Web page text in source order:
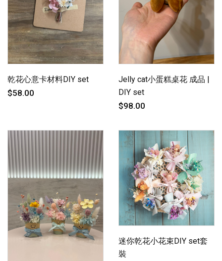
乾花心意卡材料DIY set
$58.00
Jelly cat小蛋糕桌花 成品 |
DIY set
$98.00
迷你乾花小花束DIY set套
裝